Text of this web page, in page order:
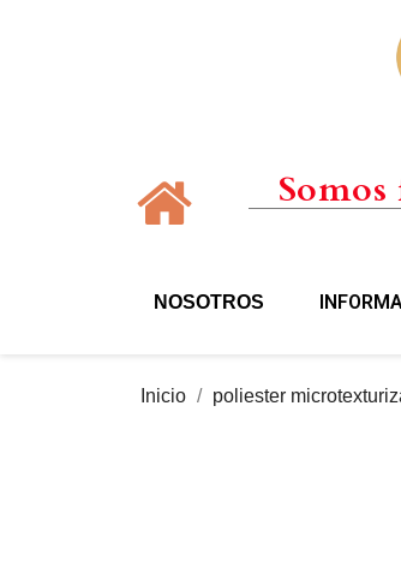
NOSOTROS
Inicio poliester